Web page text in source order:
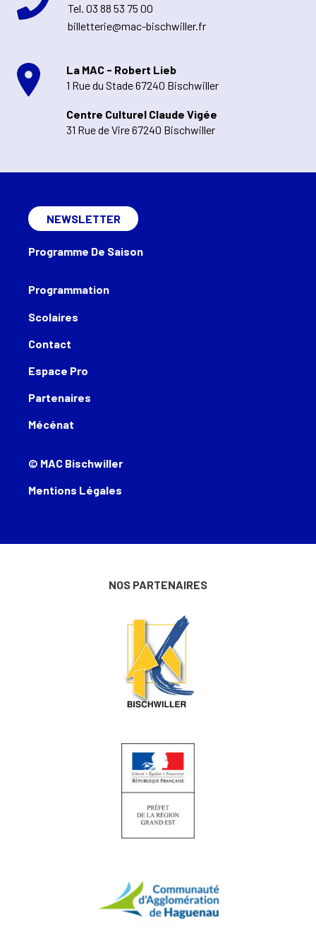
Tel. 03 88 53 75 00
billetterie@mac-bischwiller.fr
La MAC - Robert Lieb
1 Rue du Stade 67240 Bischwiller
Centre Culturel Claude Vigée
31 Rue de Vire 67240 Bischwiller
Programmation
Scolaires
Contact
Espace Pro
Partenaires
Mécénat
NEWSLETTER
Programme De Saison
© MAC Bischwiller
Mentions Légales
NOS PARTENAIRES